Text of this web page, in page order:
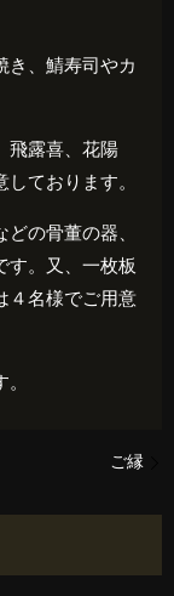
き、鯖寿司やカ
飛露喜、花陽
ております。
の骨董の器、
す。又、一枚板
４名様でご用意
ご縁